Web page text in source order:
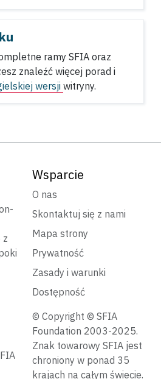
ramy SFIA oraz
znaleźć więcej porad i
wersji witryny.
z
Wsparcie
O nas
Skontaktuj się z nami
Mapa strony
Prywatność
Zasady i warunki
Dostępność
© Copyright © SFIA
Foundation 2003-2025.
Znak towarowy SFIA jest
chroniony w ponad 35
krajach na całym świecie.